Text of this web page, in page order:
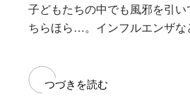
子どもたちの中でも風邪を引
ちらほら…。インフルエンザ
つづきを読む